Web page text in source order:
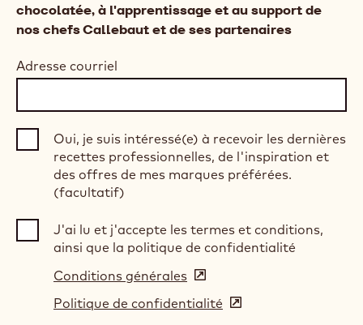
chocolatée, à l'apprentissage et au support de
nos chefs Callebaut et de ses partenaires
Adresse courriel
Oui, je suis intéressé(e) à recevoir les dernières
recettes professionnelles, de l'inspiration et
des offres de mes marques préférées.
(facultatif)
J'ai lu et j'accepte les termes et conditions,
ainsi que la politique de confidentialité
Conditions générales (opens
in
a
Politique de confidentialité (opens